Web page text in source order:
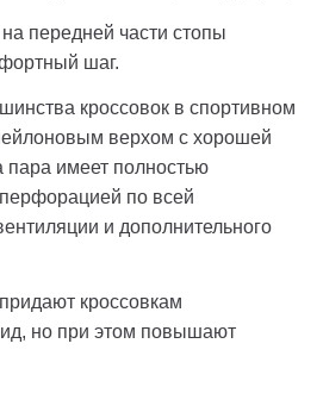
передней части стопы
шаг.
кроссовок в спортивном
верхом с хорошей
пара имеет полностью
по всей
и дополнительного
кроссовкам
но при этом повышают